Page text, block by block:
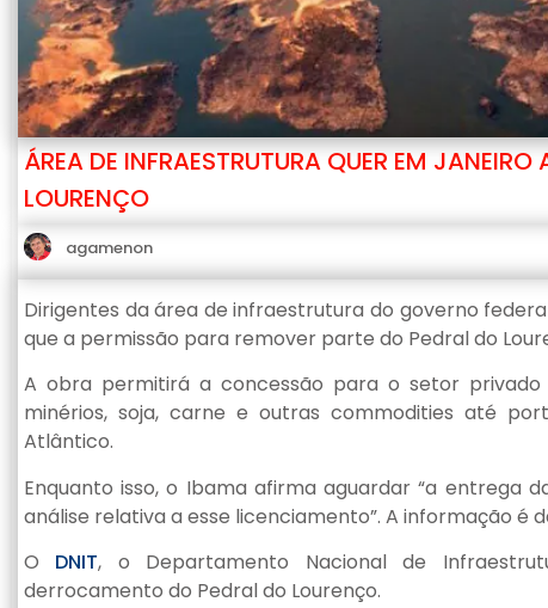
ÁREA DE INFRAESTRUTURA QUER EM
LOURENÇO
agamenon
Dirigentes da área de infraestrutura do governo
que a permissão para remover parte do Pedral do
A obra permitirá a concessão para o setor
minérios, soja, carne e outras commodities até
Atlântico.
Enquanto isso, o Ibama afirma aguardar “a entrega
análise relativa a esse licenciamento”. A informação é
O DNIT, o Departamento Nacional de
derrocamento do Pedral do Lourenço.